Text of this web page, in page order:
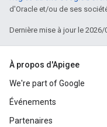
d'Oracle et/ou de ses
Dernière mise à jour le 2026/
À propos d'Apigee
We're part of Google
Événements
Partenaires